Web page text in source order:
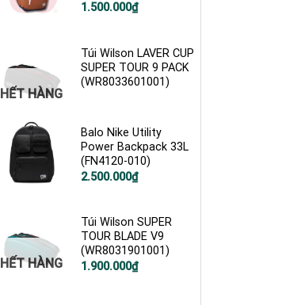
1.500.000₫
HẾT HÀNG
Túi Wilson LAVER CUP
SUPER TOUR 9 PACK
(WR8033601001)
Balo Nike Utility
Power Backpack 33L
(FN4120-010)
Giá
2.500.000₫
Giá
2.500.000₫.
HẾT HÀNG
Túi Wilson SUPER
TOUR BLADE V9
(WR8031901001)
1.900.000₫